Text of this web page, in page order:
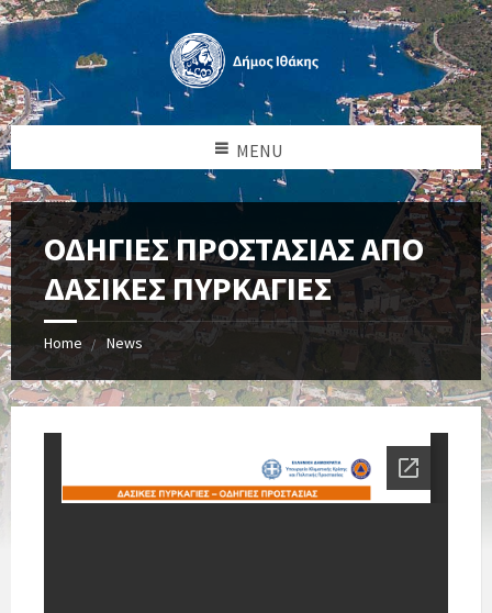
MENU
ΟΔΗΓΙΕΣ ΠΡΟΣΤΑΣΙΑΣ ΑΠΟ
ΔΑΣΙΚΕΣ ΠΥΡΚΑΓΙΕΣ
Home News